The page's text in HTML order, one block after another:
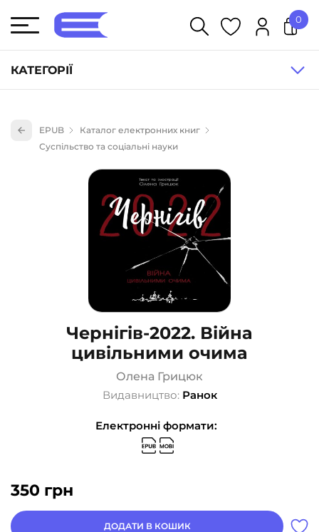
КАТЕГОРІЇ
Книги для дітей (835)
Науково-популярна література (1015)
Навчальна література та посібники (527)
Енциклопедії, довідники, словники (55)
Подарункові сертифікати (1)
0
EPUB
Каталог електронних книг
Суспільство та соціальні науки
Чернігів-2022. Війна
цивільними очима
Олена Грицюк
Видавництво: Ранок
Електронні формати:
350 грн
ДОДАТИ В КОШИК